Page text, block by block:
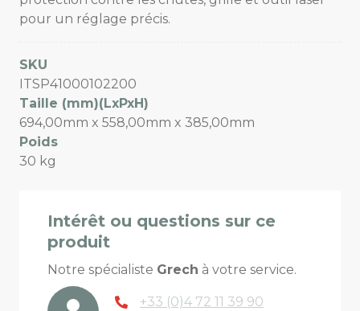
pour un réglage précis.
SKU
ITSP41000102200
Taille (mm)(LxPxH)
694,00mm x 558,00mm x 385,00mm
Poids
30 kg
Intérêt ou questions sur ce
produit
Notre spécialiste Grech à votre service.
+33 (0)4 72 11 39 90